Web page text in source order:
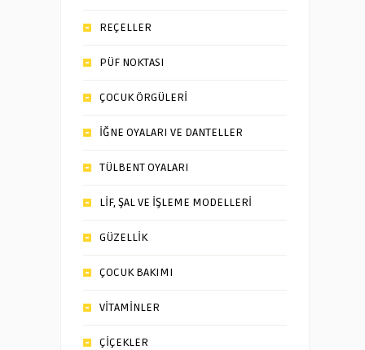
REÇELLER
PÜF NOKTASI
ÇOCUK ÖRGÜLERİ
İĞNE OYALARI VE DANTELLER
TÜLBENT OYALARI
LİF, ŞAL VE İŞLEME MODELLERİ
GÜZELLİK
ÇOCUK BAKIMI
VİTAMİNLER
ÇİÇEKLER